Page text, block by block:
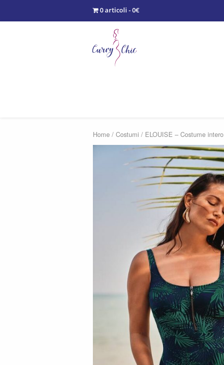
0 articoli - 0€
Home / Costumi / ELOUISE – Costume intero